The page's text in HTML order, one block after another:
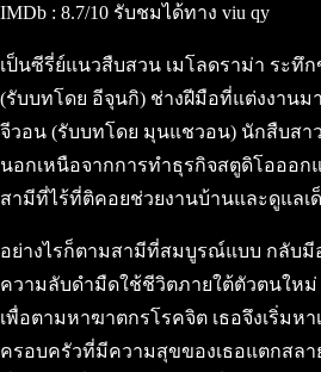
IMDb : 8.7/10 รับชมได้ทาง viu qy
เป็นซีรี่ย์แนวสืบสวน เมโลดราม่า ระทึ
(รับบทโดย อีจุนกิ) ช่างฝีมือที่แต่งงานม
จีวอน (รับบทโดย มุนแชวอน) นักสืบสา
นอกเหนือจากการทำธุรกิจสตูดิโอออก
สามีที่ไร้ที่ติคอยช่วยงานบ้านและดูแลเ
อย่างไรก็ตามสามีที่สมบูรณ์แบบ กลับมี
ความลับดำมืดใช้ชีวิตภายใต้ตัวตนให
เพื่อตามหาฆาตกรโรคจิต เธอจึงเริ่มห
ครอบครัวที่มีความสุขของเธอแตกสลา